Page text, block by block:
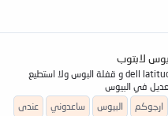
لابتوب
:surrender:ساعدوني عندي لابتوب dell latitude و قفلة البوس ولا استطيع
في البيوس
ارجوكم البيوس ساعدوني
عندى